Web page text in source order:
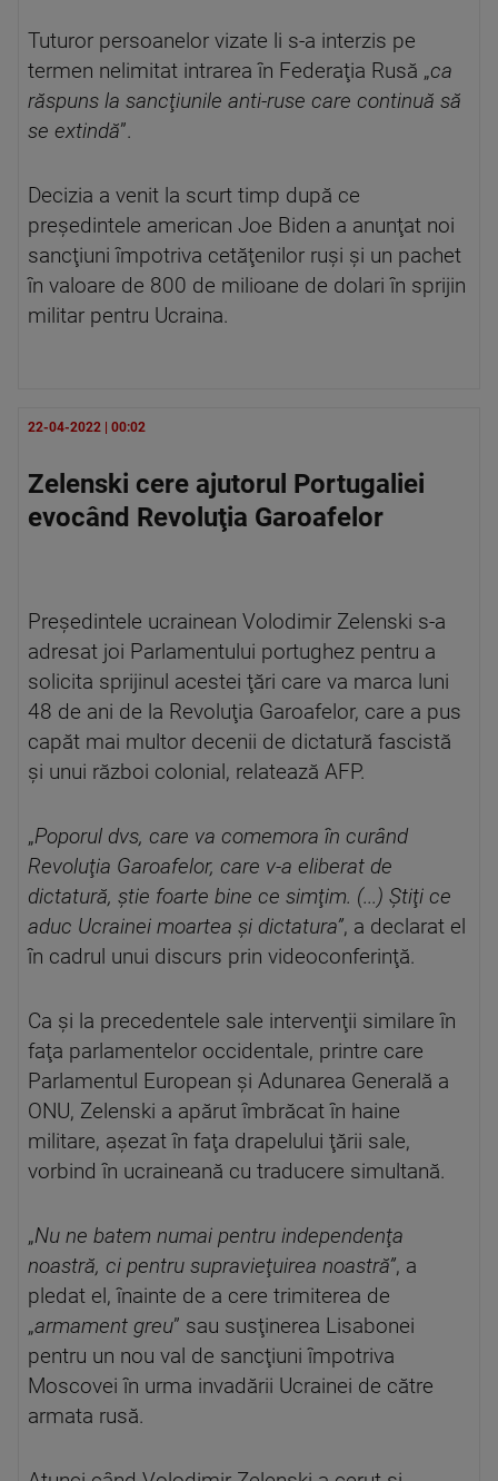
Tuturor persoanelor vizate li s-a interzis pe
termen nelimitat intrarea în Federaţia Rusă „ca
răspuns la sancţiunile anti-ruse care continuă să
se extindă”.
Decizia a venit la scurt timp după ce
preşedintele american Joe Biden a anunţat noi
sancţiuni împotriva cetăţenilor ruşi şi un pachet
în valoare de 800 de milioane de dolari în sprijin
militar pentru Ucraina.
22-04-2022 | 00:02
Zelenski cere ajutorul Portugaliei
evocând Revoluţia Garoafelor
Preşedintele ucrainean Volodimir Zelenski s-a
adresat joi Parlamentului portughez pentru a
solicita sprijinul acestei ţări care va marca luni
48 de ani de la Revoluţia Garoafelor, care a pus
capăt mai multor decenii de dictatură fascistă
şi unui război colonial, relatează AFP.
„Poporul dvs, care va comemora în curând
Revoluţia Garoafelor, care v-a eliberat de
dictatură, ştie foarte bine ce simţim. (...) Ştiţi ce
aduc Ucrainei moartea şi dictatura”, a declarat el
în cadrul unui discurs prin videoconferinţă.
Ca şi la precedentele sale intervenţii similare în
faţa parlamentelor occidentale, printre care
Parlamentul European şi Adunarea Generală a
ONU, Zelenski a apărut îmbrăcat în haine
militare, aşezat în faţa drapelului ţării sale,
vorbind în ucraineană cu traducere simultană.
„Nu ne batem numai pentru independenţa
noastră, ci pentru supravieţuirea noastră”, a
pledat el, înainte de a cere trimiterea de
„armament greu” sau susţinerea Lisabonei
pentru un nou val de sancţiuni împotriva
Moscovei în urma invadării Ucrainei de către
armata rusă.